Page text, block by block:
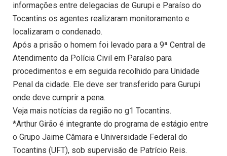
informações entre delegacias de Gurupi e Paraíso do
Tocantins os agentes realizaram monitoramento e
localizaram o condenado.
Após a prisão o homem foi levado para a 9ª Central de
Atendimento da Polícia Civil em Paraíso para
procedimentos e em seguida recolhido para Unidade
Penal da cidade. Ele deve ser transferido para Gurupi
onde deve cumprir a pena.
Veja mais notícias da região no g1 Tocantins.
*Arthur Girão é integrante do programa de estágio entre
o Grupo Jaime Câmara e Universidade Federal do
Tocantins (UFT), sob supervisão de Patrício Reis.